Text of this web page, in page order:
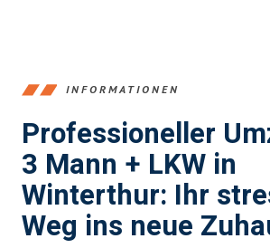
INFORMATIONEN
Professioneller
3 Mann + LKW in
Winterthur: Ihr
Weg ins neue